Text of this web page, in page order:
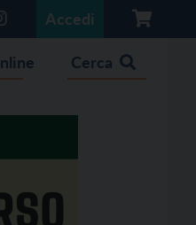
Accedi
Cerca